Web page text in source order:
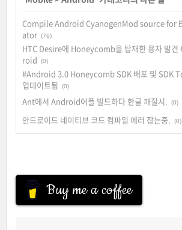
Compile Android CyanogenMod source for
ator (76)
HTC Desire에 Honeycomb을 탑재한 용자 발견
roid
(0)
#Android 3.0 Honeycomb SDK 배포 및 SDK
업데이트됨
(0)
Ant에서 Android어플 빌드하다 한글 깨질시.
(0)
안드로이드 네이티브 코드 컴파일 에러 잡는중.
(0)
Buy me a coffee